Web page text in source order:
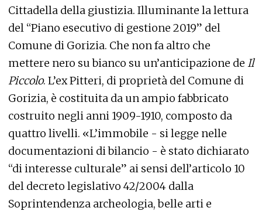
Cittadella della giustizia. Illuminante la lettura
del “Piano esecutivo di gestione 2019” del
Comune di Gorizia. Che non fa altro che
mettere nero su bianco su un’anticipazione de Il
Piccolo. L’ex Pitteri, di proprietà del Comune di
Gorizia, è costituita da un ampio fabbricato
costruito negli anni 1909-1910, composto da
quattro livelli. «L’immobile - si legge nelle
documentazioni di bilancio - è stato dichiarato
“di interesse culturale” ai sensi dell’articolo 10
del decreto legislativo 42/2004 dalla
Soprintendenza archeologia, belle arti e